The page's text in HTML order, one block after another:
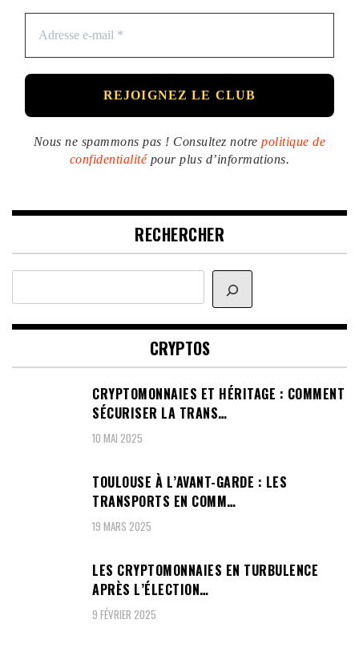
Nous ne spammons pas ! Consultez notrepolitique de
confidentialitépour plus d’informations.
RECHERCHER
Rechercher
CRYPTOS
CRYPTOMONNAIES ET HÉRITAGE : COMMENT
SÉCURISER LA TRANS…
10 MAI 2025
TOULOUSE À L’AVANT-GARDE : LES
TRANSPORTS EN COMM…
19 MARS 2025
LES CRYPTOMONNAIES EN TURBULENCE
APRÈS L’ÉLECTION…
9 FÉVRIER 2025